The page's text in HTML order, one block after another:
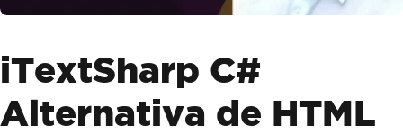
iTextSharp C#
Alternativa de HTML